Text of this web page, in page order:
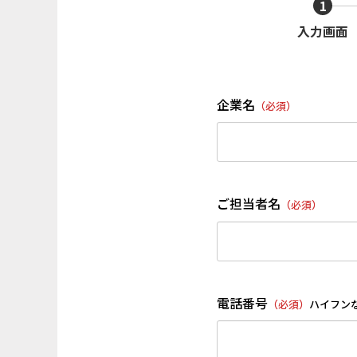
1
入力画面
企業名 （必須）
ご担当者名 （必須）
電話番号 （必須） ハイフン